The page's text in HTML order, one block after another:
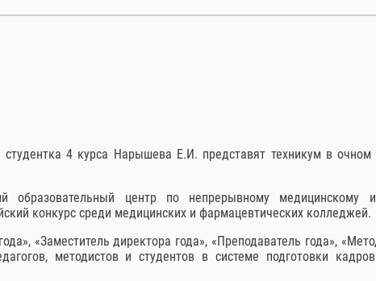
4 курса Нарышева Е.И. представят техникум в очном
образовательный центр по непрерывному медицинскому
конкурс среди медицинских и фармацевтических колледжей.
«Заместитель директора года», «Преподаватель года»,
методистов и студентов в системе подготовки